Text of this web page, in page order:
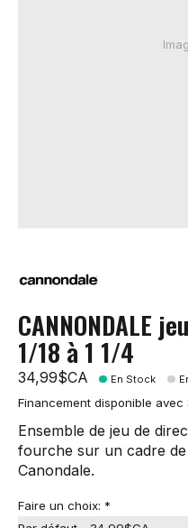
CANNONDALE
1/18 à 1 1/4
34,99$CA En Stock
Financement disponible avec
Ensemble de jeu de
fourche sur un cadre
Canondale.
Faire un choix: *